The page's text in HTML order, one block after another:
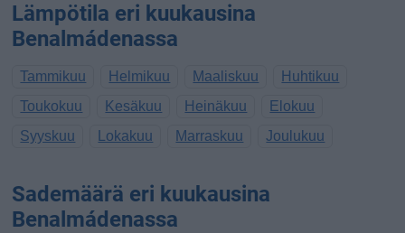
Lämpötila eri kuukausina
Benalmádenassa
Tammikuu Helmikuu Maaliskuu
Huhtikuu
Toukokuu
Kesäkuu Heinäkuu
Elokuu
Syyskuu
Lokakuu Marraskuu Joulukuu
Sademäärä eri kuukausina
Benalmádenassa